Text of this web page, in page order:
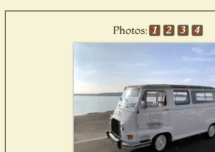
Photos: